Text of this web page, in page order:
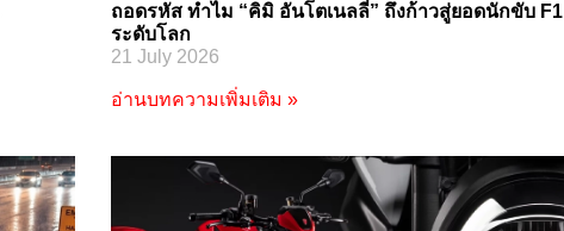
ถอดรหัส ทำไม “คิมิ อันโตเนลลี่” ถึงก้าวสู่ยอดนักขับ F1
ระดับโลก
21 July 2026
อ่านบทความเพิ่มเติม »